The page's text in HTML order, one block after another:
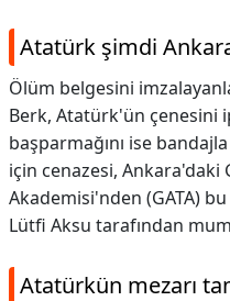
Atatürk şimdi
Ölüm belgesini
Berk, Atatürk'ün çenesini
başparmağını ise
için cenazesi, Ankara'daki
Akademisi'nden (GATA)
Lütfi Aksu tarafından
Atatürkün mezarı